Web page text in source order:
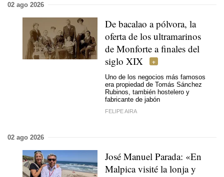
02 ago 2026
De bacalao a pólvora, la
oferta de los ultramarinos
de Monforte a finales del
siglo XIX
Uno de los negocios más famosos
era propiedad de Tomás Sánchez
Rubinos, también hostelero y
fabricante de jabón
FELIPE AIRA
02 ago 2026
José Manuel Parada: «En
Malpica visité la lonja y